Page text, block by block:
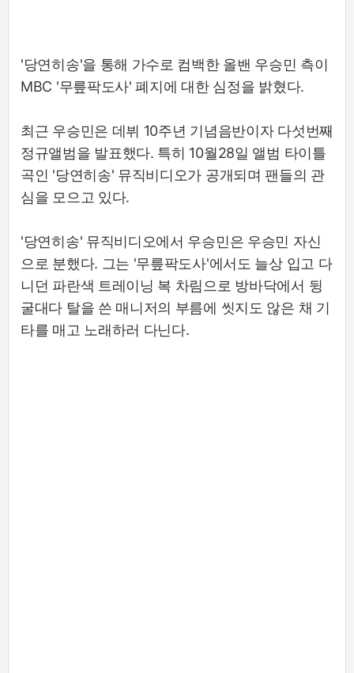
'당연히송'을 통해 가수로 컴백한 올밴 우승민 측이
MBC '무릎팍도사' 폐지에 대한 심정을 밝혔다.
최근 우승민은 데뷔 10주년 기념음반이자 다섯번째
정규앨범을 발표했다. 특히 10월28일 앨범 타이틀
곡인 '당연히송' 뮤직비디오가 공개되며 팬들의 관
심을 모으고 있다.
'당연히송' 뮤직비디오에서 우승민은 우승민 자신
으로 분했다. 그는 '무릎팍도사'에서도 늘상 입고 다
니던 파란색 트레이닝 복 차림으로 방바닥에서 뒹
굴대다 탈을 쓴 매니저의 부름에 씻지도 않은 채 기
타를 매고 노래하러 다닌다.